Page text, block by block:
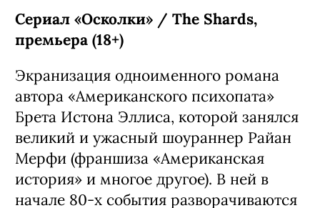
Сериал «Осколки» / The Shards,
премьера (18+)
Экранизация одноименного романа
автора «Американского психопата»
Брета Истона Эллиса, которой занялся
великий и ужасный шоураннер Райан
Мерфи (франшиза «Американская
история» и многое другое). В ней в
начале 80-х события разворачиваются